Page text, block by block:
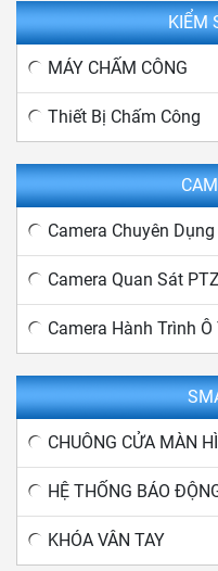
KIỂM
MÁY CHẤM CÔNG
Thiết Bị Chấm Công
Camera Chuyên Dụng
Camera Quan Sát PTZ
Camera Hành Trình Ô
CHUÔNG CỬA MÀN
HỆ THỐNG BÁO
KHÓA VÂN TAY